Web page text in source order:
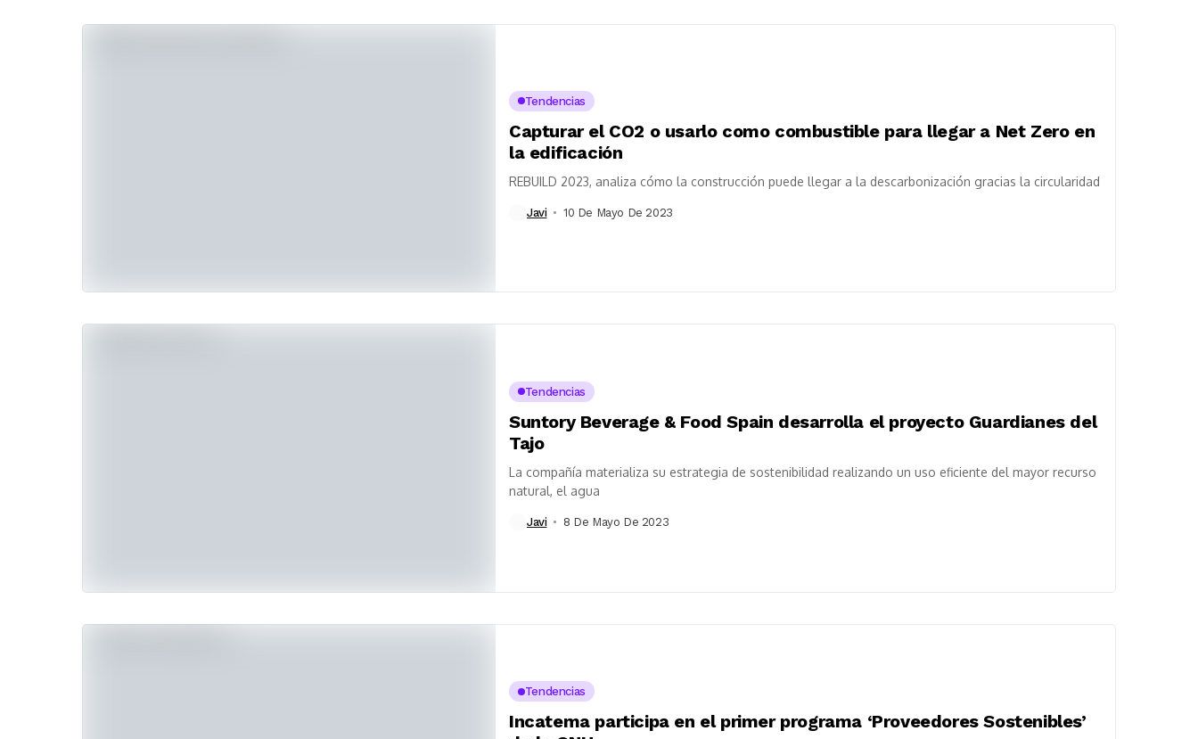
Tendencias
Capturar el CO2 o usarlo como combustible para llegar a Net Zero en
la edificación
REBUILD 2023, analiza cómo la construcción puede llegar a la descarbonización gracias la circularidad
Javi 10 De Mayo De 2023
Tendencias
Suntory Beverage & Food Spain desarrolla el proyecto Guardianes del
Tajo
La compañía materializa su estrategia de sostenibilidad realizando un uso eficiente del mayor recurso
natural, el agua
Javi 8 De Mayo De 2023
Tendencias
Incatema participa en el primer programa ‘Proveedores Sostenibles’